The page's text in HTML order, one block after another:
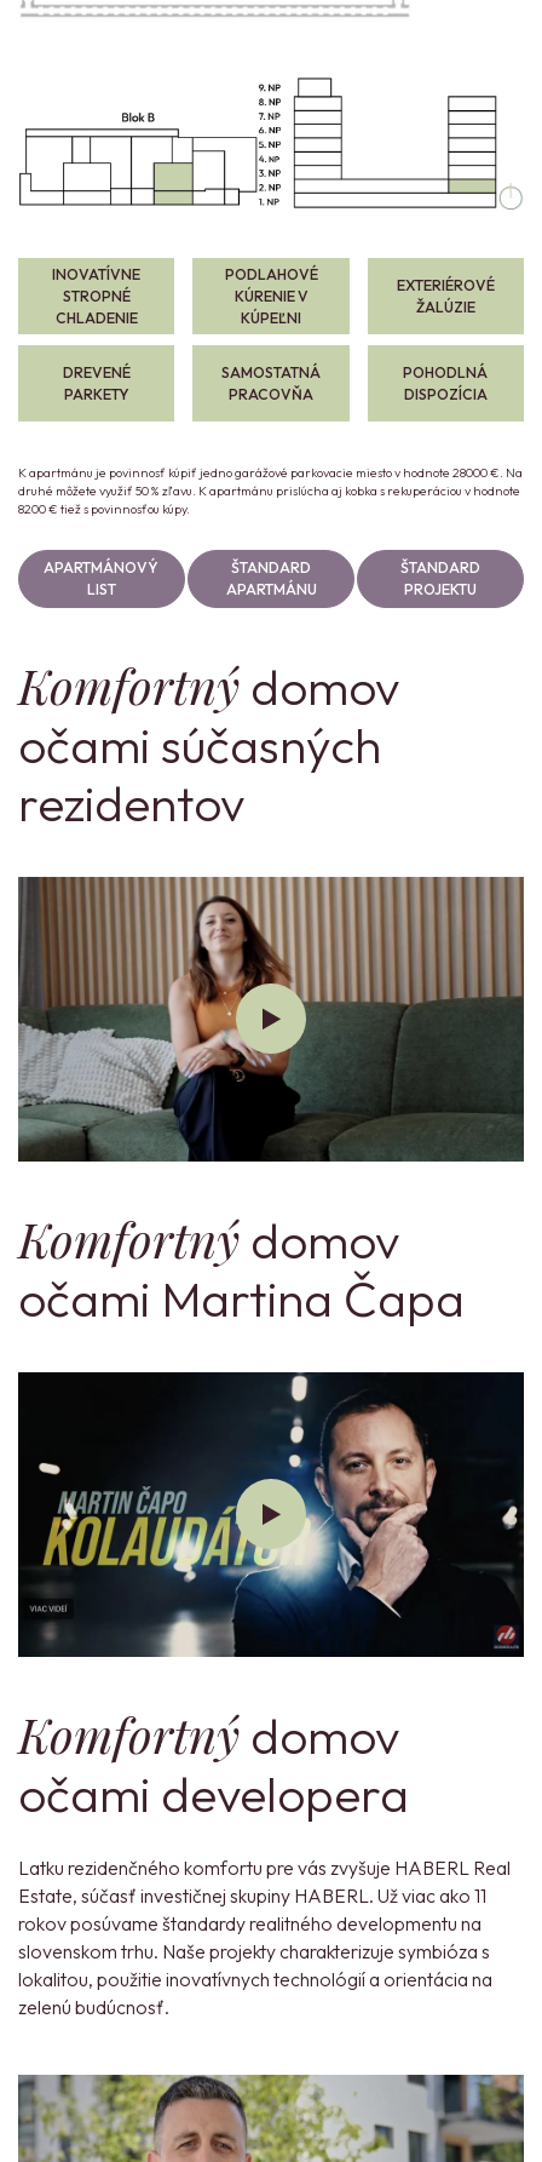
INOVATÍVNE
STROPNÉ
CHLADENIE
PODLAHOVÉ
KÚRENIE V
KÚPEĽNI
EXTERIÉROVÉ
ŽALÚZIE
DREVENÉ
PARKETY
SAMOSTATNÁ
PRACOVŇA
POHODLNÁ
DISPOZÍCIA
K apartmánu je povinnosť kúpiť jedno garážové parkovacie miesto v hodnote 28000 €. Na
druhé môžete využiť 50 % zľavu. K apartmánu prislúcha aj kobka s rekuperáciou v hodnote
8200 € tiež s povinnosťou kúpy.
APARTMÁNOVÝ
LIST
ŠTANDARD
APARTMÁNU
ŠTANDARD
PROJEKTU
Komfortný domov
očami súčasných
rezidentov
Komfortný domov
očami Martina Čapa
Komfortný domov
očami developera
Latku rezidenčného komfortu pre vás zvyšuje HABERL Real
Estate, súčasť investičnej skupiny HABERL. Už viac ako 11
rokov posúvame štandardy realitného developmentu na
slovenskom trhu. Naše projekty charakterizuje symbióza s
lokalitou, použitie inovatívnych technológií a orientácia na
zelenú budúcnosť.